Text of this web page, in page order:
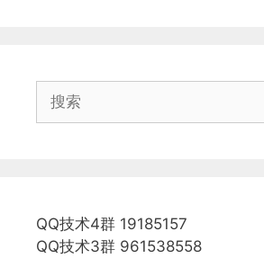
QQ技术4群 19185157
QQ技术3群 961538558